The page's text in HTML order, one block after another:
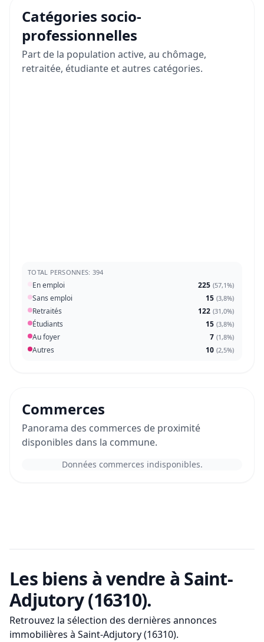
Catégories socio-
professionnelles
Part de la population active, au chômage,
retraitée, étudiante et autres catégories.
TOTAL PERSONNES: 394
En emploi 225 (57,1%)
Sans emploi 15 (3,8%)
Retraités 122 (31,0%)
Étudiants 15 (3,8%)
Au foyer 7 (1,8%)
Autres 10 (2,5%)
Commerces
Panorama des commerces de proximité
disponibles dans la commune.
Données commerces indisponibles.
Les biens à vendre à Saint-
Adjutory (16310).
Retrouvez la sélection des dernières annonces
immobilières à Saint-Adjutory (16310).